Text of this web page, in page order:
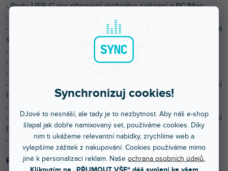
Synchronizuj cookies!
DJové to nesnáší, ale tady je to nezbytnost. Aby náš e-shop
šlapal jak dobře namixovaný set, používáme cookies. Díky
nim ti ukážeme relevantní nabídky, zrychlíme web a
vylepšíme zážitek z nakupování. Cookies používáme mimo
jiné k personalizaci reklam. Naše ochrana osobních údajů.
Kliknutím na „PŘIJMOUT VŠE“ dáš svolení ke všem
- Porty USB-C pro připojení úložného zařízení a PC/Mac
- 10,1 palcový kapacitní dotykový displej
- Funkce předběžného stahování pro cloudové a
streamované skladby
- Pokročilé funkce cueingu pro vylepšení hraní
- Vylepšená odezva jog wheelu
- Odolnější tlačítka pro přehrávání a cueing
- Ultra vysoká kvalita zvuku optimalizovaná pro taneční
hudbu
- Úplné ukládání skladeb do mezipaměti
- Zdvojnásobení/polovinování gridu pro dokonalé sladění
beatů
- Úpravy playlistů přímo na zařízení
Rozšířená podpora médií